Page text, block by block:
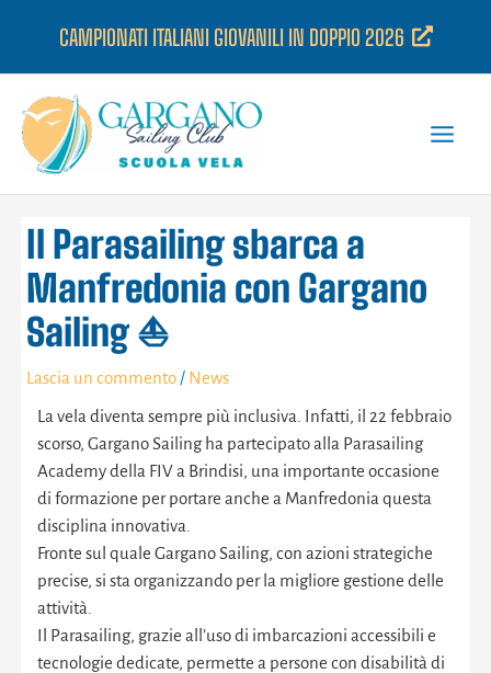
CAMPIONATI ITALIANI GIOVANILI IN DOPPIO 2026
Il Parasailing sbarca a
Manfredonia con Gargano
Sailing ⛵️
Lascia un commento / News
La vela diventa sempre più inclusiva. Infatti, il 22 febbraio
scorso, Gargano Sailing ha partecipato alla Parasailing
Academy della FIV a Brindisi, una importante occasione
di formazione per portare anche a Manfredonia questa
disciplina innovativa.
Fronte sul quale Gargano Sailing, con azioni strategiche
precise, si sta organizzando per la migliore gestione delle
attività.
Il Parasailing, grazie all’uso di imbarcazioni accessibili e
tecnologie dedicate, permette a persone con disabilità di